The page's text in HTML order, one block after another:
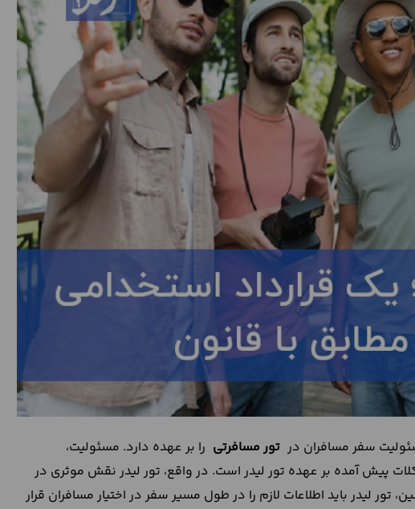
تور مسافرتی را بر عهده دارد. مسئولیت،
پیش آمده بر عهده تور لیدر است. در واقع، تور لیدر نقش موثری در
لیدر باید اطلاعات لازم را در طول مسیر سفر در اختیار مسافران قرار